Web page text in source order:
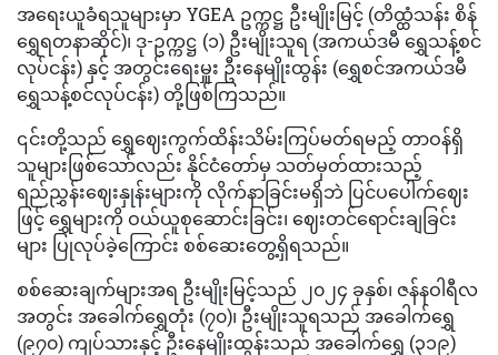
အရေးယူခံရသူများမှာ YGEA ဥက္ကဋ္ဌ ဦးမျိုးမြင့် (တိထ္ထံသန်း စိန်
ရွှေရတနာဆိုင်)၊ ဒု-ဥက္ကဋ္ဌ (၁) ဦးမျိုးသူရ (အကယ်ဒမီ ရွှေသန့်စင်
လုပ်ငန်း) နှင့် အတွင်းရေးမှူး ဦးနေမျိုးထွန်း (ရွှေစင်အကယ်ဒမီ
ရွှေသန့်စင်လုပ်ငန်း) တို့ဖြစ်ကြသည်။
၎င်းတို့သည် ရွှေဈေးကွက်ထိန်းသိမ်းကြပ်မတ်ရမည့် တာဝန်ရှိ
သူများဖြစ်သော်လည်း နိုင်ငံတော်မှ သတ်မှတ်ထားသည့်
ရည်ညွှန်းဈေးနှုန်းများကို လိုက်နာခြင်းမရှိဘဲ ပြင်ပပေါက်ဈေး
ဖြင့် ရွှေများကို ဝယ်ယူစုဆောင်းခြင်း၊ ဈေးတင်ရောင်းချခြင်း
များ ပြုလုပ်ခဲ့ကြောင်း စစ်ဆေးတွေ့ရှိရသည်။
စစ်ဆေးချက်များအရ ဦးမျိုးမြင့်သည် ၂၀၂၄ ခုနှစ်၊ ဇန်နဝါရီလ
အတွင်း အခေါက်ရွှေတုံး (၇၀)၊ ဦးမျိုးသူရသည် အခေါက်ရွှေ
(၉၇၀) ကျပ်သားနှင့် ဦးနေမျိုးထွန်းသည် အခေါက်ရွှေ (၃၁၉)